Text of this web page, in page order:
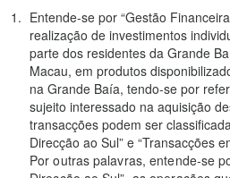
Entende-se por “Gestão
realização de investimentos
parte dos residentes da Grande
Macau, em produtos
na Grande Baía, tendo-se por
sujeito interessado na aquisição
transacções podem ser
Direcção ao Sul” e “Transacções
Por outras palavras, entende-se